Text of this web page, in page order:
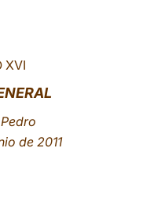
XVI
de 2011